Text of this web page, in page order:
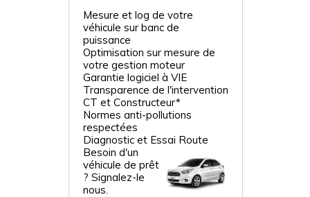
Mesure et log de votre
véhicule sur banc de
puissance
Optimisation sur mesure de
votre gestion moteur
Garantie logiciel à VIE
Transparence de l'intervention
CT et Constructeur*
Normes anti-pollutions
respectées
Diagnostic et Essai Route
Besoin d'un
véhicule de prêt
? Signalez-le
nous.